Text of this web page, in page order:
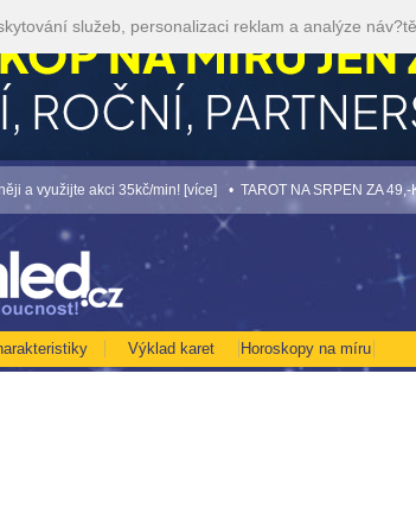
Výklad karet Horoskopy na míru
akci 35kč/min! [více] • TAROT NA SRPEN ZA 49,-KČ...
služeb, personalizaci reklam a analýze